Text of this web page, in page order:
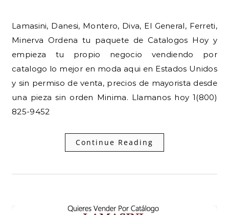
Lamasini, Danesi, Montero, Diva, El General, Ferreti,
Minerva Ordena tu paquete de Catalogos Hoy y
empieza tu propio negocio vendiendo por
catalogo lo mejor en moda aqui en Estados Unidos
y sin permiso de venta, precios de mayorista desde
una pieza sin orden Minima. Llamanos hoy 1(800)
825-9452
Continue Reading